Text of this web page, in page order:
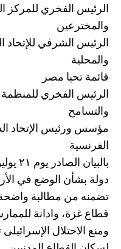
الرئيس الفخري للمركز
والمخترعين
الرئيس الشرفي
والمحلية
قائمة تحيا مصر
الرئيس الفخري للمنظمة
والتسامح
مؤسس ورئيس الإتحاد
الفرنسية
دولة بشأن الوضع في
تضمنه من مطالبة واضحة
قطاع غزة، وادانة
ومنع الاحتلال